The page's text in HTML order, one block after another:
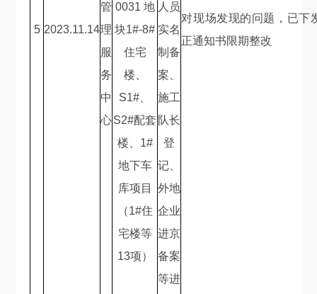
5 2023.11.14
管
理
服
务
中
心
0031 地
块1#-8#
住宅
楼、
S1#
S2#配套
楼、 1#
地下车
库项目
（1#住
宅楼等
13项）
人员
实名
制备
案、
施工
队长
登
记、
外地
企业
进京
备案
等进
对现场发现的问题，已下
正通知书限期整改